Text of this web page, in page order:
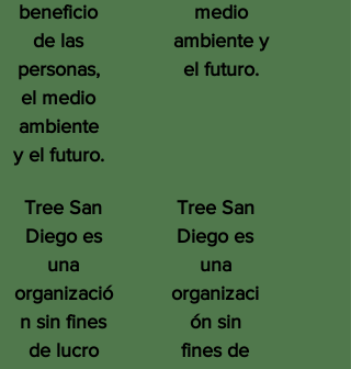
beneficio
de las
personas,
el medio
ambiente
y el futuro.
Tree San
Diego es
una
organizació
n sin fines
de lucro
medio
ambiente y
el futuro.
Tree San
Diego es
una
organizaci
ón sin
fines de